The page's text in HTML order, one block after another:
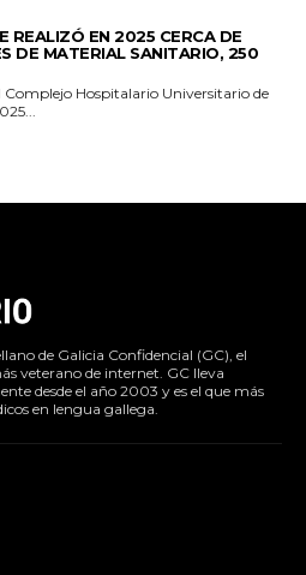
REALIZÓ EN 2025 CERCA DE
DE MATERIAL SANITARIO, 250
Complejo Hospitalario Universitario de
de Galicia Confidencial (GC), el
veterano de internet. GC lleva
desde el año 2003 y es el que más
en lengua gallega.